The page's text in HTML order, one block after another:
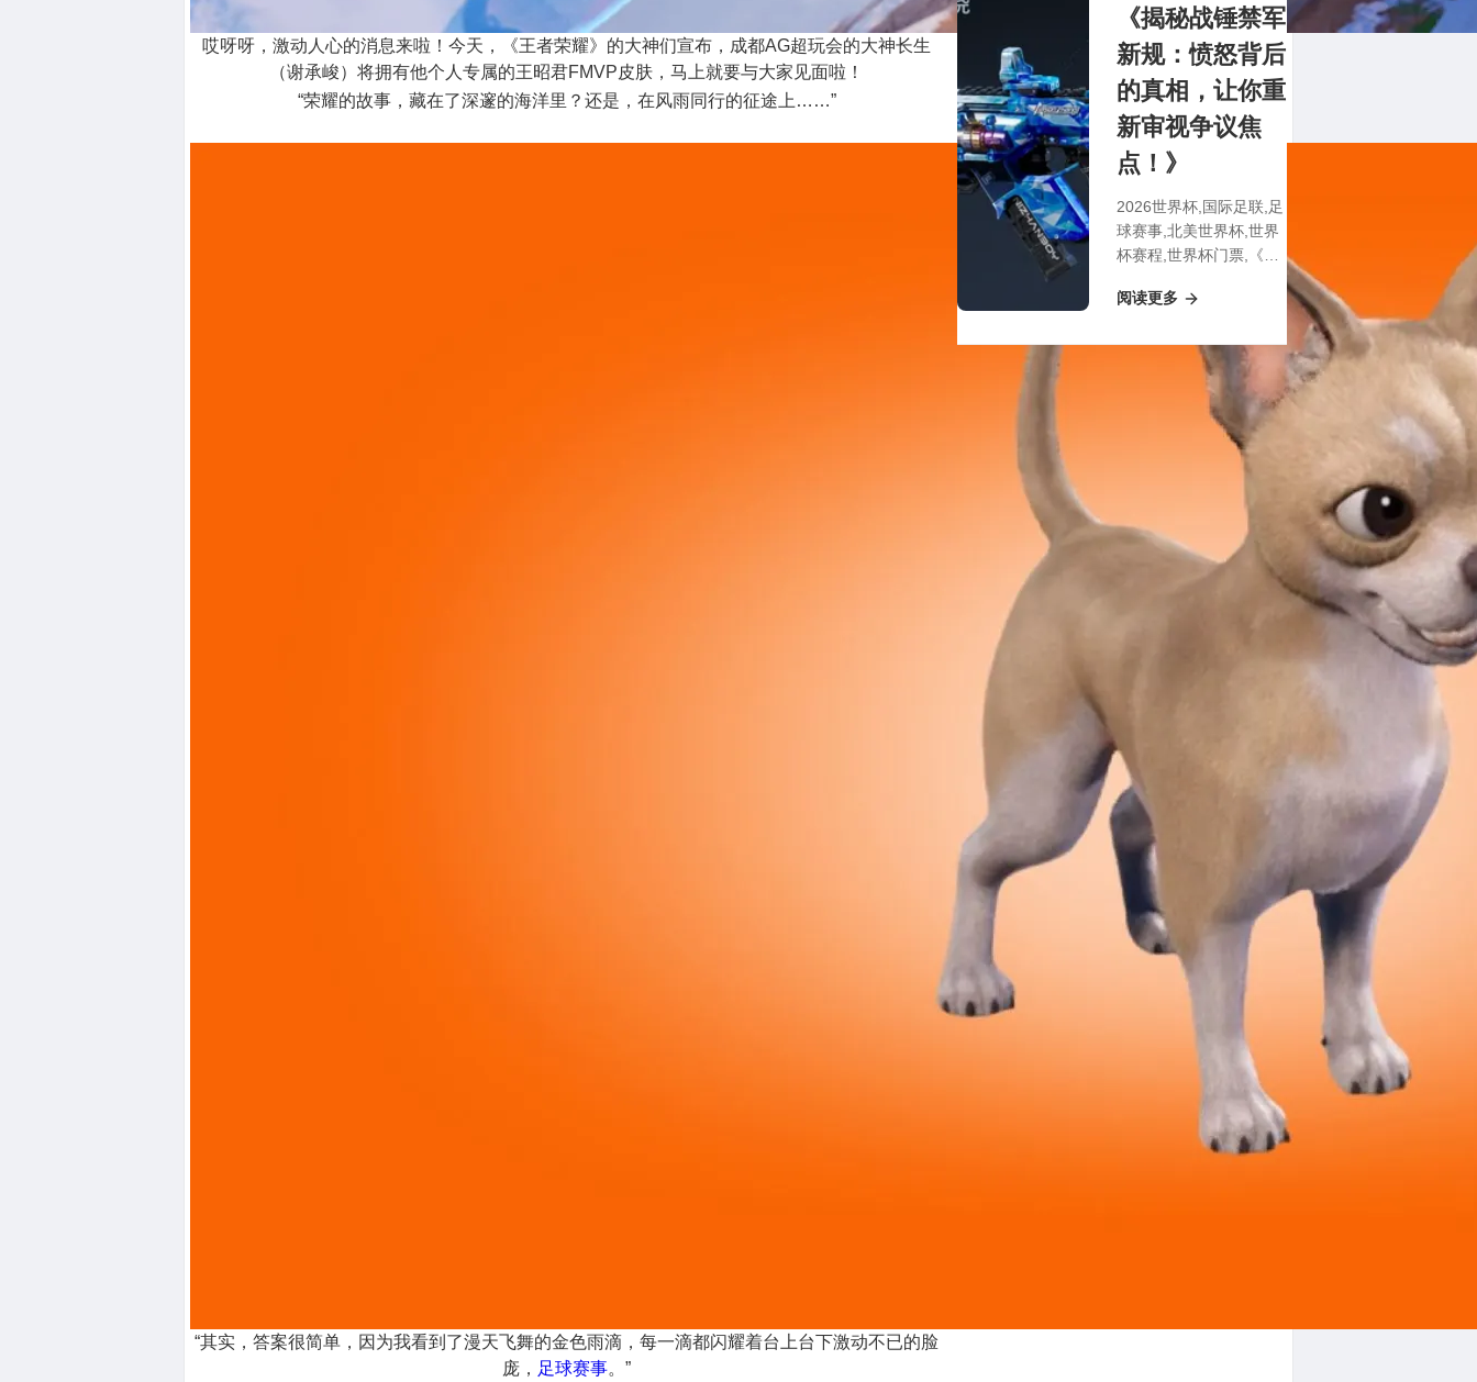
哎呀呀，激动人心的消息来啦！今天，《王者荣耀》的大神们宣布，成都AG超玩会的大神长生
（谢承峻）将拥有他个人专属的王昭君FMVP皮肤，马上就要与大家见面啦！
“荣耀的故事，藏在了深邃的海洋里？还是，在风雨同行的征途上……”
“其实，答案很简单，因为我看到了漫天飞舞的金色雨滴，每一滴都闪耀着台上台下激动不已的脸
庞， 足球赛事。”
《揭秘战锤禁军
新规：愤怒背后
的真相，让你重
新审视争议焦
点！》
2026世界杯,国际足联,足
球赛事,北美世界杯,世界
杯赛程,世界杯门票,《揭
后的真相，让你重新审视
阅读更多